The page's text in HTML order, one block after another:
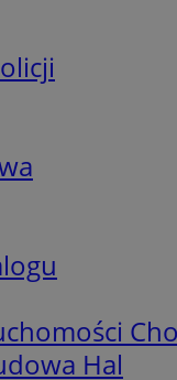
Hal